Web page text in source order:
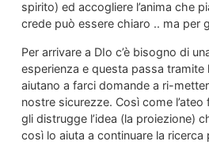
spirito) ed accogliere l’anima che
crede può essere chiaro .. ma per
Per arrivare a DIo c’è bisogno di
esperienza e questa passa tramite
aiutano a farci domande a ri-
nostre sicurezze. Così come
gli distrugge l’idea (la proiezione)
così lo aiuta a continuare la ricerca